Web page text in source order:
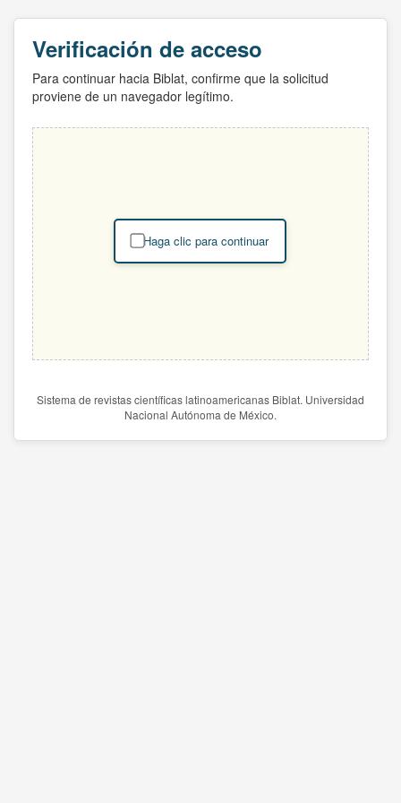
Verificación de acceso
Para continuar hacia Biblat, confirme que la solicitud
proviene de un navegador legítimo.
Haga clic para continuar
Sistema de revistas científicas latinoamericanas Biblat. Universidad
Nacional Autónoma de México.